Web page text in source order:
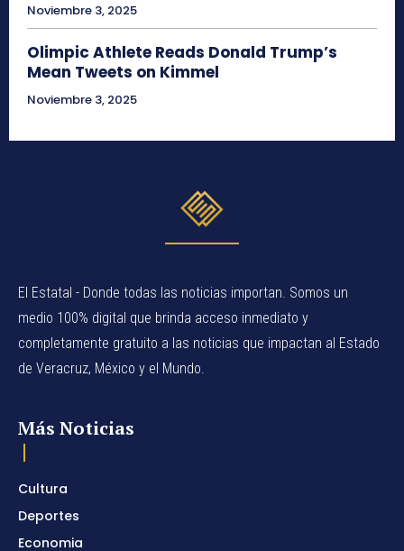
Noviembre 3, 2025
Olimpic Athlete Reads Donald Trump’s
Mean Tweets on Kimmel
Noviembre 3, 2025
El Estatal - Donde todas las noticias importan. Somos un
medio 100% digital que brinda acceso inmediato y
completamente gratuito a las noticias que impactan al Estado
de Veracruz, México y el Mundo.
Más Noticias
Cultura
Deportes
Economia